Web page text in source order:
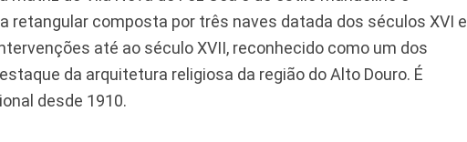
retangular composta por três naves datada dos séculos XVI e
até ao século XVII, reconhecido como um dos
da arquitetura religiosa da região do Alto Douro. É
desde 1910.